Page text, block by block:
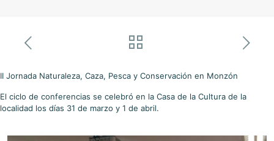
II Jornada Naturaleza, Caza, Pesca y Conservación en Monzón
El ciclo de conferencias se celebró en la Casa de la Cultura de la
localidad los días 31 de marzo y 1 de abril.